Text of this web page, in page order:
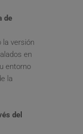
de
la versión
en
entorno
la
del